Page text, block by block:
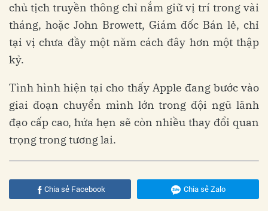
chủ tịch truyền thông chỉ nắm giữ vị trí trong vài
tháng, hoặc John Browett, Giám đốc Bán lẻ, chỉ
tại vị chưa đầy một năm cách đây hơn một thập
kỷ.
Tình hình hiện tại cho thấy Apple đang bước vào
giai đoạn chuyển mình lớn trong đội ngũ lãnh
đạo cấp cao, hứa hẹn sẽ còn nhiều thay đổi quan
trọng trong tương lai.
Chia sẻ Facebook Chia sẻ Zalo